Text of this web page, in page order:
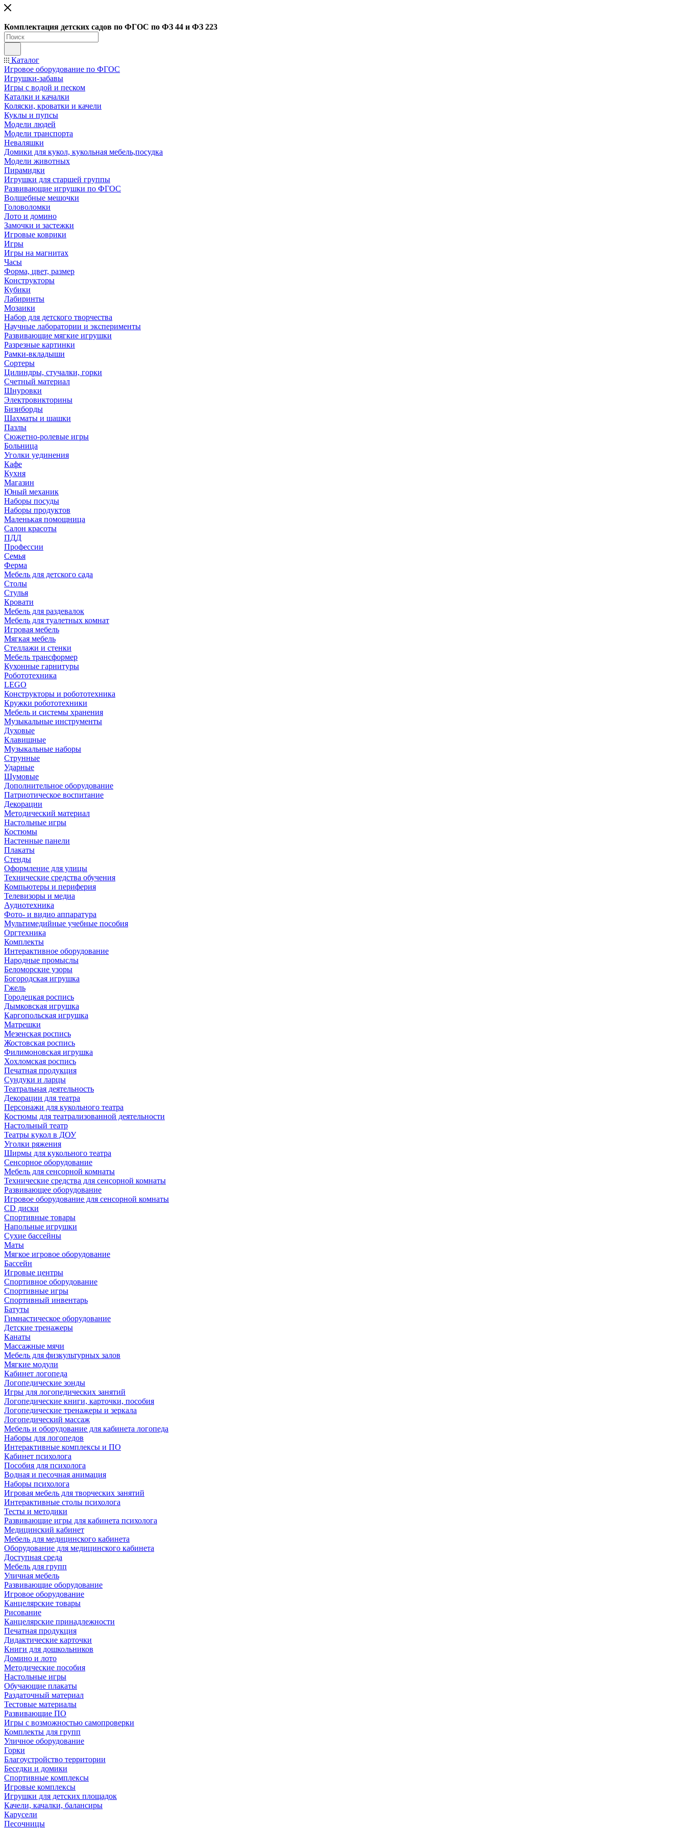
Комплектация детских садов по ФГОC по ФЗ 44 и ФЗ 223
Каталог
Игровое оборудование по ФГОС
Игрушки-забавы
Игры с водой и песком
Каталки и качалки
Коляски, кроватки и качели
Куклы и пупсы
Модели людей
Модели транспорта
Неваляшки
Домики для кукол, кукольная мебель,посудка
Модели животных
Пирамидки
Игрушки для старшей группы
Развивающие игрушки по ФГОС
Волшебные мешочки
Головоломки
Лото и домино
Замочки и застежки
Игровые коврики
Игры
Игры на магнитах
Часы
Форма, цвет, размер
Конструкторы
Кубики
Лабиринты
Мозаики
Набор для детского творчества
Научные лаборатории и эксперименты
Развивающие мягкие игрушки
Разрезные картинки
Рамки-вкладыши
Сортеры
Цилиндры, стучалки, горки
Счетный материал
Шнуровки
Электровикторины
Бизиборды
Шахматы и шашки
Пазлы
Сюжетно-ролевые игры
Больница
Уголки уединения
Кафе
Кухня
Магазин
Юный механик
Наборы посуды
Наборы продуктов
Маленькая помощница
Салон красоты
ПДД
Профессии
Семья
Ферма
Мебель для детского сада
Столы
Cтулья
Кровати
Мебель для раздевалок
Мебель для туалетных комнат
Игровая мебель
Мягкая мебель
Стеллажи и стенки
Мебель трансформер
Кухонные гарнитуры
Робототехника
LEGO
Конструкторы и робототехника
Кружки робототехники
Мебель и системы хранения
Музыкальные инструменты
Духовые
Клавишные
Музыкальные наборы
Струнные
Ударные
Шумовые
Дополнительное оборудование
Патриотическое воспитание
Декорации
Методический материал
Настольные игры
Костюмы
Настенные панели
Плакаты
Стенды
Оформление для улицы
Технические средства обучения
Компьютеры и периферия
Телевизоры и медиа
Аудиотехника
Фото- и видио аппаратура
Мультимедийные учебные пособия
Оргтехника
Комплекты
Интерактивное оборудование
Народные промыслы
Беломорские узоры
Богородская игрушка
Гжель
Городецкая роспись
Дымковская игрушка
Каргопольская игрушка
Матрешки
Мезенская роспись
Жостовская роспись
Филимоновская игрушка
Хохломская роспись
Печатная продукция
Сундуки и ларцы
Театральная деятельность
Декорации для театра
Персонажи для кукольного театра
Костюмы для театрализованной деятельности
Настольный театр
Театры кукол в ДОУ
Уголки ряжения
Ширмы для кукольного театра
Сенсорное оборудование
Мебель для сенсорной комнаты
Технические средства для сенсорной комнаты
Развивающее оборудование
Игровое оборудование для сенсорной комнаты
CD диски
Спортивные товары
Напольные игрушки
Сухие бассейны
Маты
Мягкое игровое оборудование
Бассейн
Игровые центры
Спортивное оборудование
Спортивные игры
Спортивный инвентарь
Батуты
Гимнастическое оборудование
Детские тренажеры
Канаты
Массажные мячи
Мебель для физкультурных залов
Мягкие модули
Кабинет логопеда
Логопедические зонды
Игры для логопедических занятий
Логопедические книги, карточки, пособия
Логопедические тренажеры и зеркала
Логопедический массаж
Мебель и оборудование для кабинета логопеда
Наборы для логопедов
Интерактивные комплексы и ПО
Кабинет психолога
Пособия для психолога
Водная и песочная анимация
Наборы психолога
Игровая мебель для творческих занятий
Интерактивные столы психолога
Тесты и методики
Развивающие игры для кабинета психолога
Медицинский кабинет
Мебель для медицинского кабинета
Оборудование для медицинского кабинета
Доступная среда
Мебель для групп
Уличная мебель
Развивающие оборудование
Игровое оборудование
Канцелярские товары
Рисование
Канцелярские принадлежности
Печатная продукция
Дидактические карточки
Книги для дошкольников
Домино и лото
Методические пособия
Настольные игры
Обучающие плакаты
Раздаточный материал
Тестовые материалы
Развивающие ПО
Игры с возможностью самопроверки
Комплекты для групп
Уличное оборудование
Горки
Благоустройство территории
Беседки и домики
Спортивные комплексы
Игровые комплексы
Игрушки для детских площадок
Качели, качалки, балансиры
Карусели
Песочницы